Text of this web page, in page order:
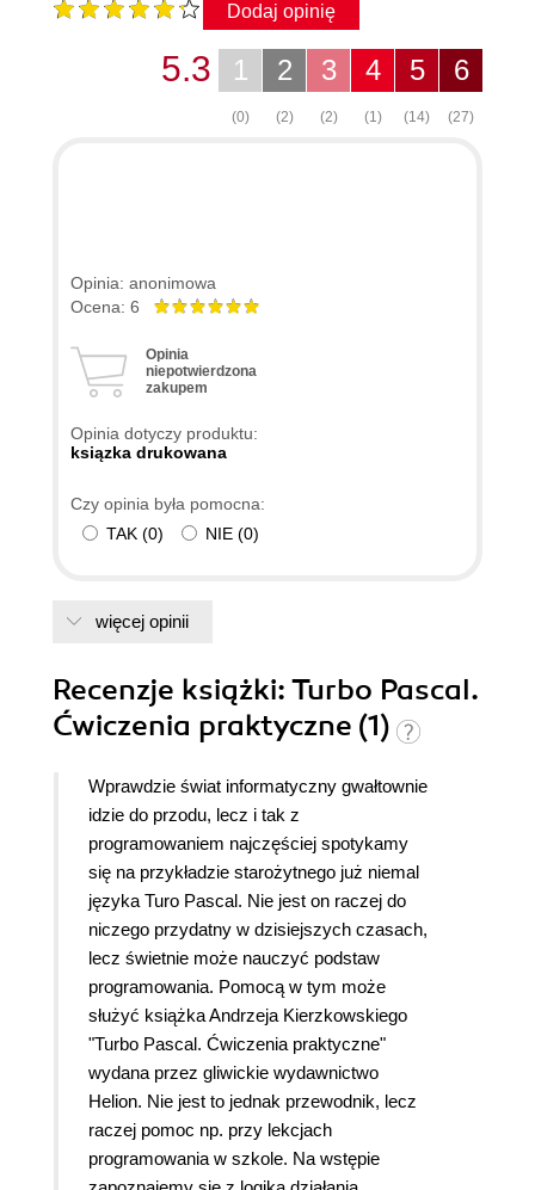
Dodaj opinię
6
(27)
5
(14)
4
(1)
3
(2)
2
(2)
1
(0)
5.3
Opinia: anonimowa
Ocena: 6
Opinia
niepotwierdzona
zakupem
Opinia dotyczy produktu:
ksiązka drukowana
Czy opinia była pomocna:
TAK (0) NIE (0)
więcej opinii
Recenzje książki: Turbo Pascal.
Ćwiczenia praktyczne (1)
Wprawdzie świat informatyczny gwałtownie
idzie do przodu, lecz i tak z
programowaniem najczęściej spotykamy
się na przykładzie starożytnego już niemal
języka Turo Pascal. Nie jest on raczej do
niczego przydatny w dzisiejszych czasach,
lecz świetnie może nauczyć podstaw
programowania. Pomocą w tym może
służyć książka Andrzeja Kierzkowskiego
"Turbo Pascal. Ćwiczenia praktyczne"
wydana przez gliwickie wydawnictwo
Helion. Nie jest to jednak przewodnik, lecz
raczej pomoc np. przy lekcjach
programowania w szkole. Na wstępie